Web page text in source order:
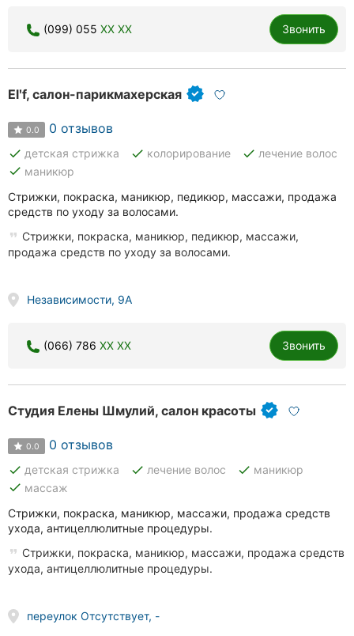
(099) 055 XX XX Звонить
Elʹf, салон-парикмахерская
0.0 0 отзывов
done детская стрижка done колорирование done лечение волос
done маникюр
Стрижки, покраска, маникюр, педикюр, массажи, продажа
средств по уходу за волосами.
Стрижки, покраска, маникюр, педикюр, массажи,
продажа средств по уходу за волосами.
Независимости, 9А
(066) 786 XX XX Звонить
Студия Елены Шмулий, салон красоты
0.0 0 отзывов
done детская стрижка done лечение волос done маникюр
done массаж
Стрижки, покраска, маникюр, массажи, продажа средств
ухода, антицеллюлитные процедуры.
Стрижки, покраска, маникюр, массажи, продажа средств
ухода, антицеллюлитные процедуры.
переулок Отсутствует, -